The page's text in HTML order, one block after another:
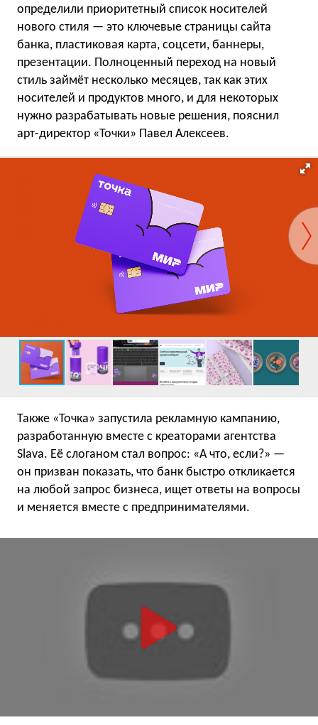
определили приоритетный список носителей
нового стиля — это ключевые страницы сайта
банка, пластиковая карта, соцсети, баннеры,
презентации. Полноценный переход на новый
стиль займёт несколько месяцев, так как этих
носителей и продуктов много, и для некоторых
нужно разрабатывать новые решения, пояснил
арт-директор «Точки» Павел Алексеев.
Также «Точка» запустила рекламную кампанию,
разработанную вместе с креаторами агентства
Slava. Её слоганом стал вопрос: «А что, если?» —
он призван показать, что банк быстро откликается
на любой запрос бизнеса, ищет ответы на вопросы
и меняется вместе с предпринимателями.